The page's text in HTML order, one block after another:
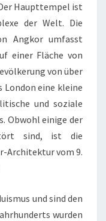
Haupttempel ist
der Welt. Die
Angkor umfasst
einer Fläche von
von über
London eine kleine
und soziale
Obwohl einige der
sind, ist die
Architektur vom 9.
und sind den
wurden